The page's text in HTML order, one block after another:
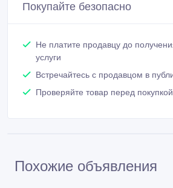
Покупайте безопасно
Не платите продавцу до
услуги
Встречайтесь с продавцом в
Проверяйте товар перед покупкой
Похожие объявления